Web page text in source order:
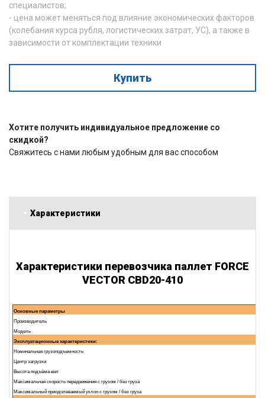
специалистов;
- цена может меняться под влияние экономических факторов
(колебания курса рубля, логистических затрат, УС), а также в
зависимости от комплектации техники
Купить
Хотите получить индивидуальное предложение со
скидкой?
Свяжитесь с нами любым удобным для вас способом
Характеристики
Характеристики перевозчика паллет FORCE
VECTOR CBD20-410
Основные параметры
Производитель
Модель
Эксплуатационные характеристики:
Номинальная грузоподъемность
Центр загрузки
Высота подъёма вил
Максимальная скорость передвижения с грузом / без груза
Максимальный приодолеваемый уклон с грузом / без груза